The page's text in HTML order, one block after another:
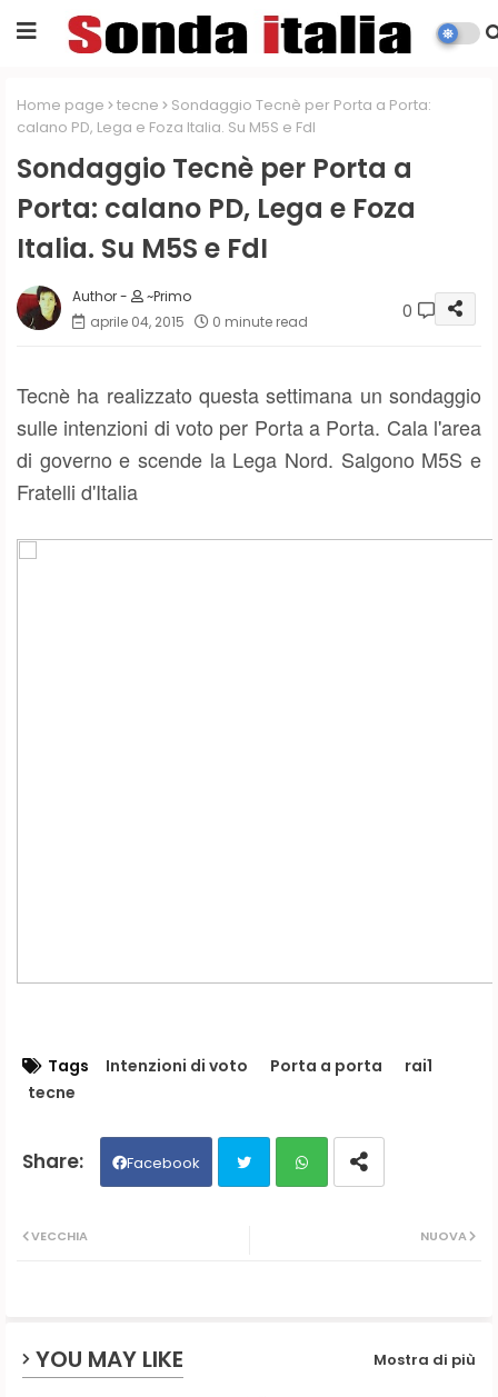
Home page tecne
Sondaggio Tecnè per Porta a Porta:
calano PD, Lega e Foza Italia. Su M5S e FdI
Sondaggio Tecnè per Porta a
Porta: calano PD, Lega e Foza
Italia. Su M5S e FdI
~Primo
aprile 04, 2015
0 minute read 0
Tecnè ha realizzato questa settimana un sondaggio
sulle intenzioni di voto per Porta a Porta. Cala l'area
di governo e scende la Lega Nord. Salgono M5S e
Fratelli d'Italia
Tags Intenzioni di voto Porta a porta
rai1
tecne
Facebook
NUOVA
VECCHIA
YOU MAY LIKE Mostra di più